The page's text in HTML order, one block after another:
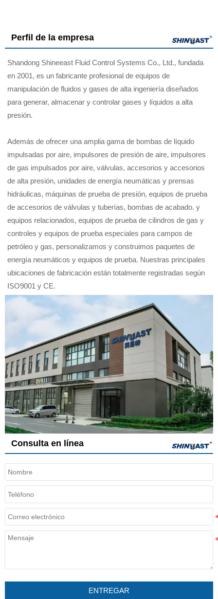
Perfil de la empresa
Shandong Shineeast Fluid Control Systems Co., Ltd., fundada
en 2001, es un fabricante profesional de equipos de
manipulación de fluidos y gases de alta ingeniería diseñados
para generar, almacenar y controlar gases y líquidos a alta
presión.
Además de ofrecer una amplia gama de bombas de líquido
impulsadas por aire, impulsores de presión de aire, impulsores
de gas impulsados por aire, válvulas, accesorios y accesorios
de alta presión, unidades de energía neumáticas y prensas
hidráulicas, máquinas de prueba de presión, equipos de prueba
de accesorios de válvulas y tuberías, bombas de acabado. y
equipos relacionados, equipos de prueba de cilindros de gas y
controles y equipos de prueba especiales para campos de
petróleo y gas, personalizamos y construimos paquetes de
energía neumáticos y equipos de prueba. Nuestras principales
ubicaciones de fabricación están totalmente registradas según
ISO9001 y CE.
Consulta en línea
ENTREGAR